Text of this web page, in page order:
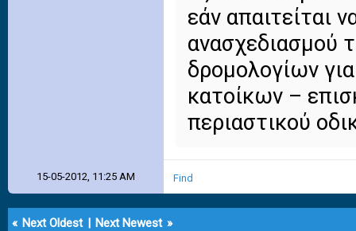
εάν απαιτείται
ανασχεδιασμού
δρομολογίων
κατοίκων –
περιαστικού
15-05-2012, 11:25 AM Find
« Next Oldest | Next Newest »